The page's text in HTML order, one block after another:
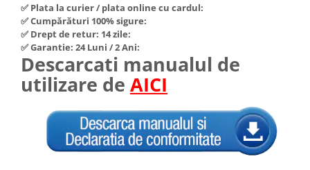
Nivela de masurat
Pistoale de impact electrice si
pneumatice
Pistoale de vopsit
Polizoare electrice de banc si
Rindele si freze pentru lemn
Hote Telescopice
Hote Traditionale
Hote Incorporabile
Hote Country
Hote Insula
Accesorii, consumabile hote
Masini de tocat carne
✅ Plata la curier / plata online cu cardul:
✅ Cumpărături 100% sigure:
✅ Drept de retur: 14 zile:
✅ Garantie: 24 Luni / 2 Ani:
Descarcati manualul de
utilizare de AICI